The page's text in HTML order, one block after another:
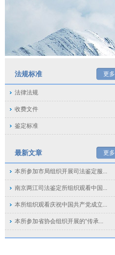
法规标准 更多
法律法规
收费文件
鉴定标准
最新文章 更多
本所参加市局组织开展司法鉴定服...
南京两江司法鉴定所组织观看中国...
本所组织观看庆祝中国共产党成立...
本所参加省协会组织开展的“传承...